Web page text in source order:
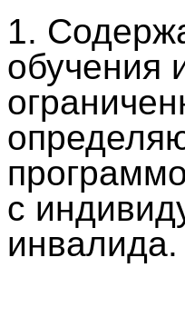
1.
обучения
с
инвалида.